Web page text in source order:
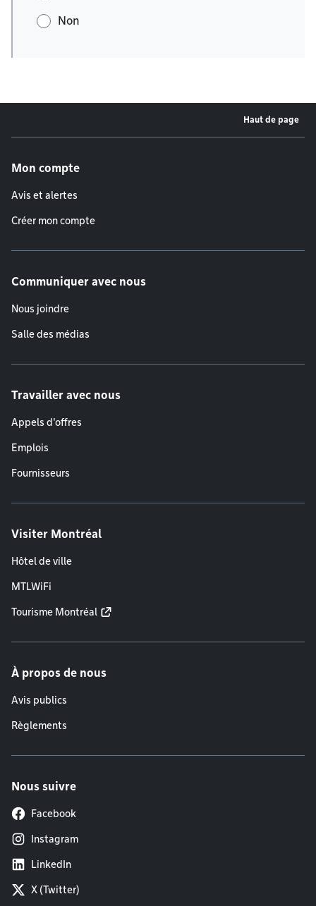
Non
Haut de page
Mon compte
Avis et alertes
Créer mon compte
Communiquer avec nous
Nous joindre
Salle des médias
Travailler avec nous
Appels d'offres
Emplois
Fournisseurs
Visiter Montréal
Hôtel de ville
MTLWiFi
Tourisme Montréal
À propos de nous
Avis publics
Règlements
Nous suivre
Facebook
Instagram
LinkedIn
X (Twitter)